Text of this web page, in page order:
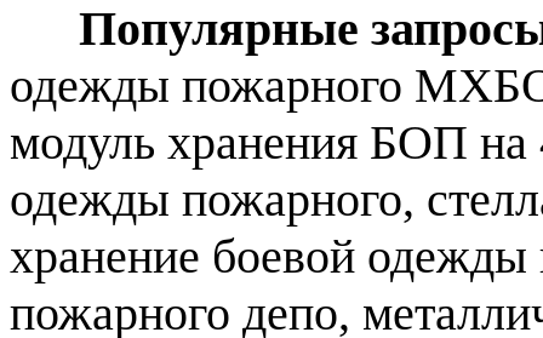
Популярные
одежды пожарного
модуль хранения БОП на
одежды пожарного,
хранение боевой
пожарного депо,